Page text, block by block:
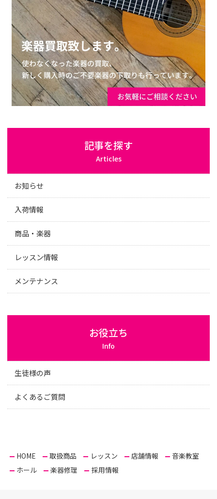
記事を探す
Articles
お知らせ
入荷情報
商品・楽器
レッスン情報
メンテナンス
お役立ち
Info
生徒様の声
よくあるご質問
HOME 取扱商品 レッスン 店舗情報
音楽教室
ホール
楽器修理 採用情報